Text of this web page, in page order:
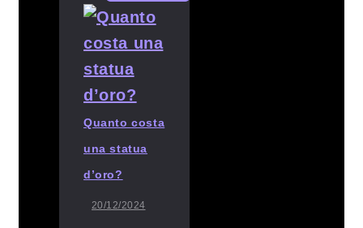
Quanto costa
una statua
d’oro?
20/12/2024